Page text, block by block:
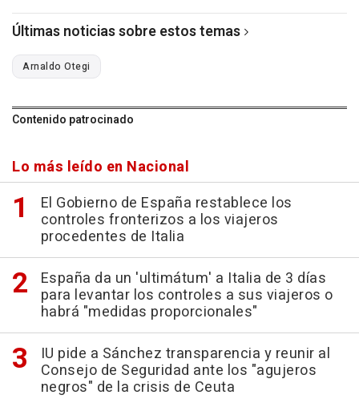
Últimas noticias sobre estos temas
Arnaldo Otegi
Contenido patrocinado
Lo más leído en Nacional
El Gobierno de España restablece los
controles fronterizos a los viajeros
procedentes de Italia
España da un 'ultimátum' a Italia de 3 días
para levantar los controles a sus viajeros o
habrá "medidas proporcionales"
IU pide a Sánchez transparencia y reunir al
Consejo de Seguridad ante los "agujeros
negros" de la crisis de Ceuta